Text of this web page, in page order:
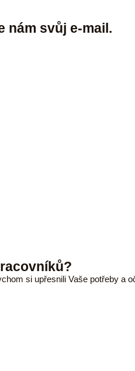
nám svůj e-mail.
si upřesnili Vaše potřeby a